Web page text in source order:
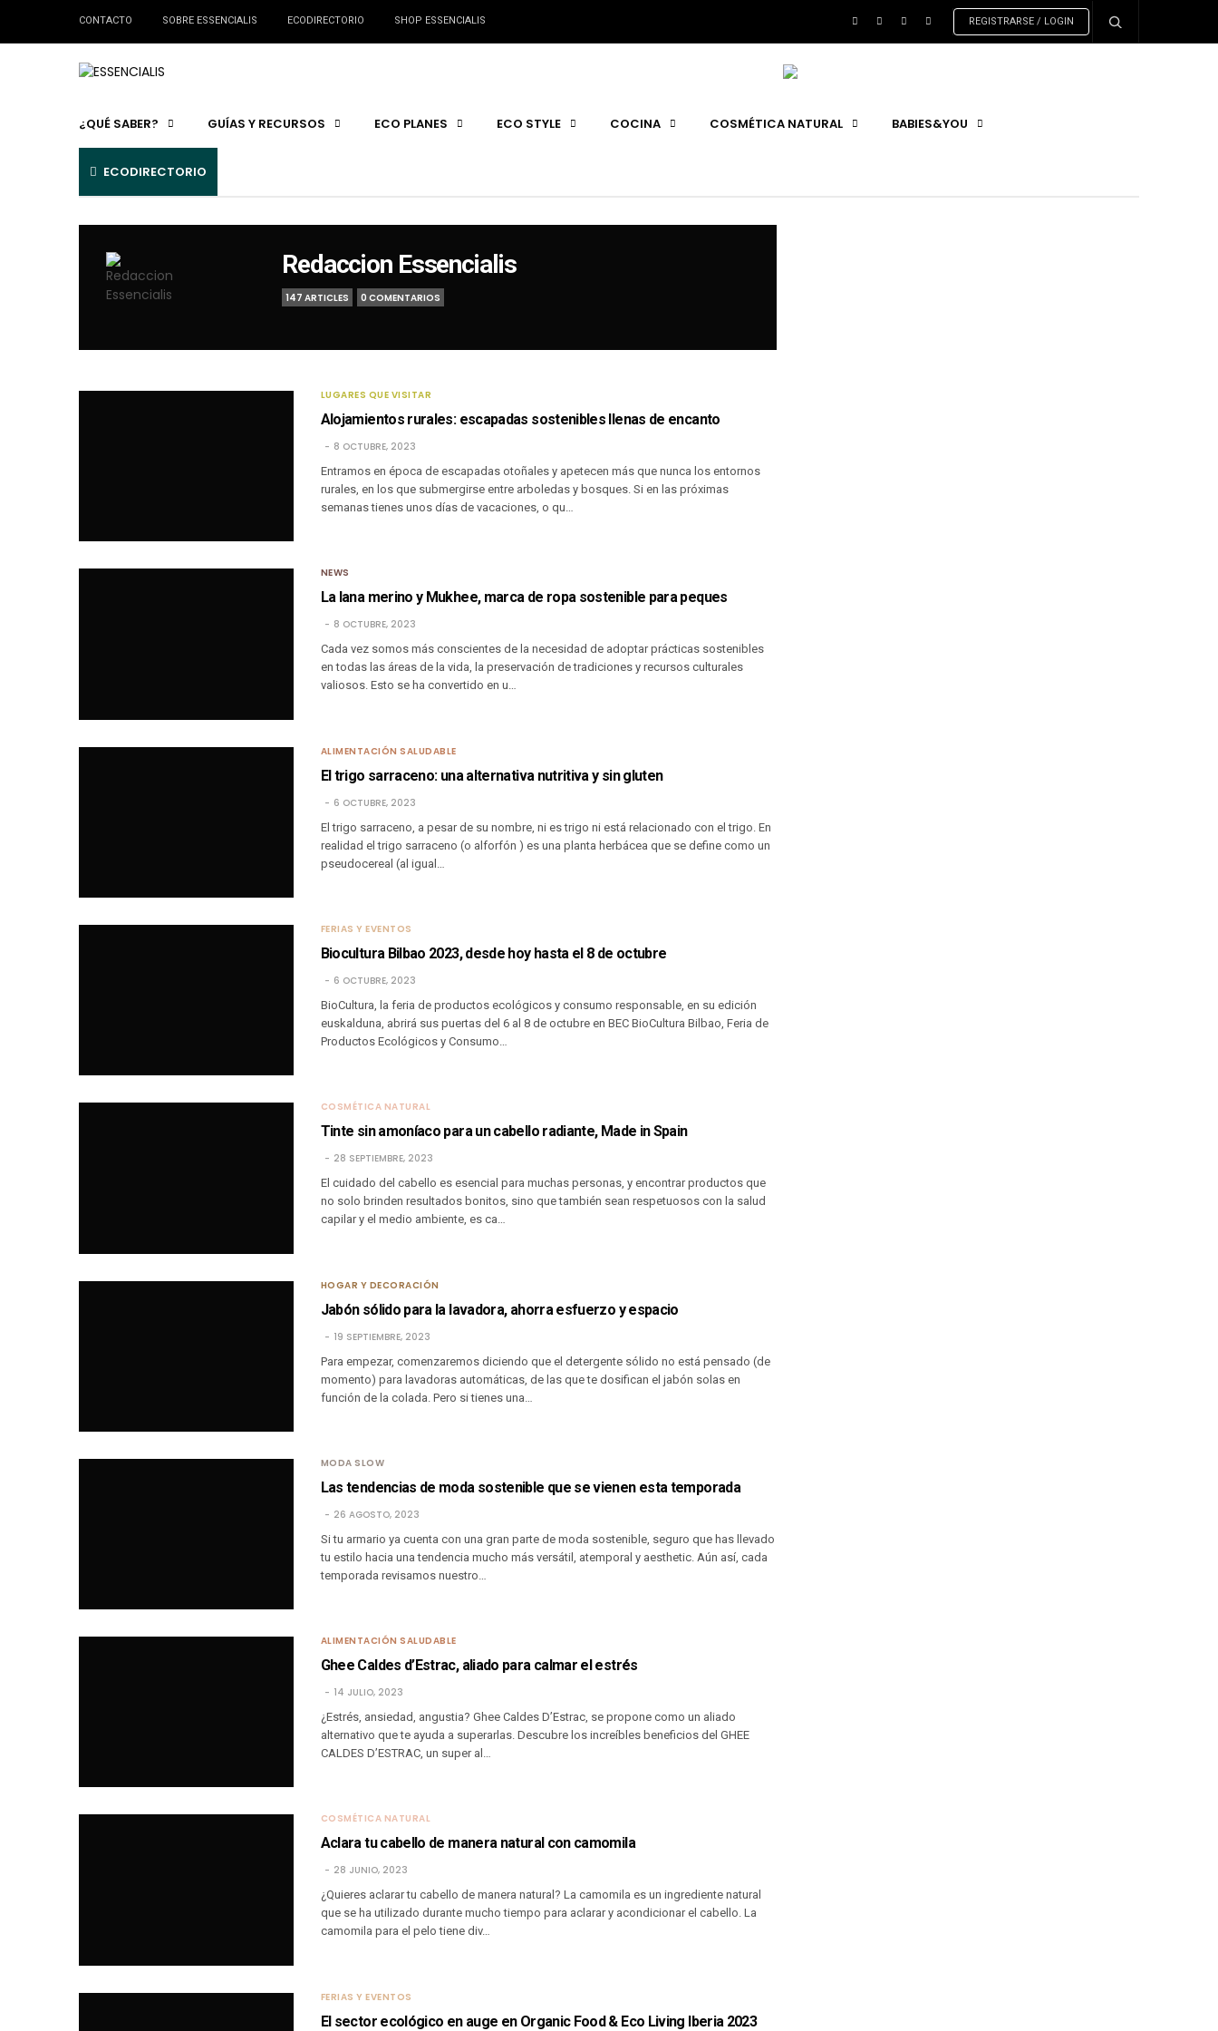
CONTACTO SOBRE ESSENCIALIS ECODIRECTORIO SHOP ESSENCIALIS REGISTRARSE / LOGIN
¿QUÉ SABER? GUÍAS Y RECURSOS ECO PLANES ECO STYLE COCINA COSMÉTICA NATURAL BABIES&YOU
ECODIRECTORIO
Redaccion Essencialis
147 ARTICLES 0 COMENTARIOS
LUGARES QUE VISITAR
Alojamientos rurales: escapadas sostenibles llenas de encanto
8 OCTUBRE, 2023
Entramos en época de escapadas otoñales y apetecen más que nunca los entornos
rurales, en los que submergirse entre arboledas y bosques. Si en las próximas
semanas tienes unos días de vacaciones, o qu…
NEWS
La lana merino y Mukhee, marca de ropa sostenible para peques
8 OCTUBRE, 2023
Cada vez somos más conscientes de la necesidad de adoptar prácticas sostenibles
en todas las áreas de la vida, la preservación de tradiciones y recursos culturales
valiosos. Esto se ha convertido en u…
ALIMENTACIÓN SALUDABLE
El trigo sarraceno: una alternativa nutritiva y sin gluten
6 OCTUBRE, 2023
El trigo sarraceno, a pesar de su nombre, ni es trigo ni está relacionado con el trigo. En
realidad el trigo sarraceno (o alforfón ) es una planta herbácea que se define como un
pseudocereal (al igual…
FERIAS Y EVENTOS
Biocultura Bilbao 2023, desde hoy hasta el 8 de octubre
6 OCTUBRE, 2023
BioCultura, la feria de productos ecológicos y consumo responsable, en su edición
euskalduna, abrirá sus puertas del 6 al 8 de octubre en BEC BioCultura Bilbao, Feria de
Productos Ecológicos y Consumo…
COSMÉTICA NATURAL
Tinte sin amoníaco para un cabello radiante, Made in Spain
28 SEPTIEMBRE, 2023
El cuidado del cabello es esencial para muchas personas, y encontrar productos que
no solo brinden resultados bonitos, sino que también sean respetuosos con la salud
capilar y el medio ambiente, es ca…
HOGAR Y DECORACIÓN
Jabón sólido para la lavadora, ahorra esfuerzo y espacio
19 SEPTIEMBRE, 2023
Para empezar, comenzaremos diciendo que el detergente sólido no está pensado (de
momento) para lavadoras automáticas, de las que te dosifican el jabón solas en
función de la colada. Pero si tienes una…
MODA SLOW
Las tendencias de moda sostenible que se vienen esta temporada
26 AGOSTO, 2023
Si tu armario ya cuenta con una gran parte de moda sostenible, seguro que has llevado
tu estilo hacia una tendencia mucho más versátil, atemporal y aesthetic. Aún así, cada
temporada revisamos nuestro…
ALIMENTACIÓN SALUDABLE
Ghee Caldes d’Estrac, aliado para calmar el estrés
14 JULIO, 2023
¿Estrés, ansiedad, angustia? Ghee Caldes D’Estrac, se propone como un aliado
alternativo que te ayuda a superarlas. Descubre los increíbles beneficios del GHEE
CALDES D’ESTRAC, un super al…
COSMÉTICA NATURAL
Aclara tu cabello de manera natural con camomila
28 JUNIO, 2023
¿Quieres aclarar tu cabello de manera natural? La camomila es un ingrediente natural
que se ha utilizado durante mucho tiempo para aclarar y acondicionar el cabello. La
camomila para el pelo tiene div…
FERIAS Y EVENTOS
El sector ecológico en auge en Organic Food & Eco Living Iberia 2023